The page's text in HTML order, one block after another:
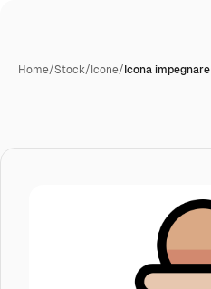
Home/Stock/Icone/Icona impegnare